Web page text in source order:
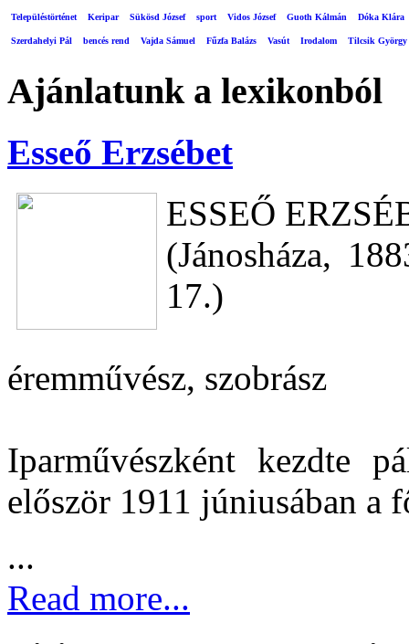
Településtörténet Keripar Sükösd József sport Vidos József Guoth Kálmán Dóka Klára
Szerdahelyi Pál bencés rend Vajda Sámuel Fűzfa Balázs Vasút Irodalom Tilcsik György
Ajánlatunk a lexikonból
Esseő Erzsébet
ESSEŐ
(Jánosháza,
17.)
éremművész, szobrász
Iparművészként kezdte
először 1911 júniusában a
...
Read more...